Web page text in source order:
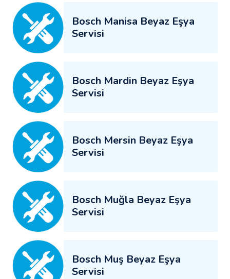
Bosch Manisa Beyaz Eşya
Servisi
Bosch Mardin Beyaz Eşya
Servisi
Bosch Mersin Beyaz Eşya
Servisi
Bosch Muğla Beyaz Eşya
Servisi
Bosch Muş Beyaz Eşya
Servisi